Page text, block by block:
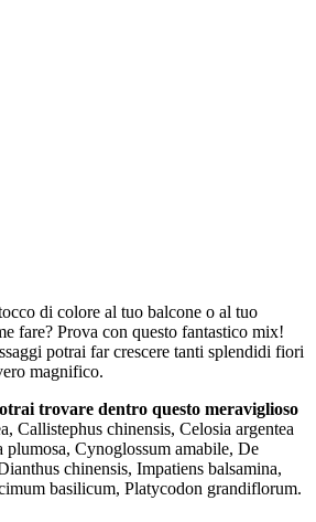
di colore al tuo balcone o al tuo
fare? Prova con questo fantastico mix!
potrai far crescere tanti splendidi fiori
magnifico.
trovare dentro questo meraviglioso
Callistephus chinensis, Celosia argentea
plumosa, Cynoglossum amabile, De
chinensis, Impatiens balsamina,
basilicum, Platycodon grandiflorum.